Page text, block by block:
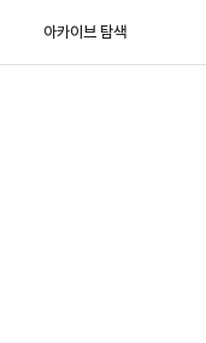
아카이브 탐색